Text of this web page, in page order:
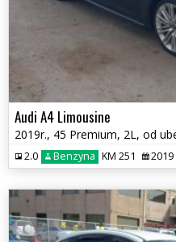
Audi A4 Limousine
2.0 Benzyna KM 251 2019